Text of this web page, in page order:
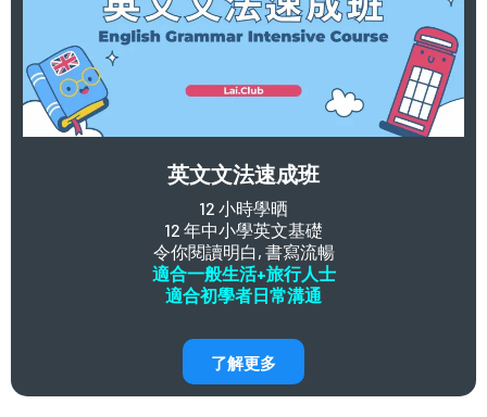
英文文法速成班
12 小時學晒
12 年中小學英文基礎
令你閱讀明白, 書寫流暢
適合一般生活+旅行人士
適合初學者日常溝通
了解更多